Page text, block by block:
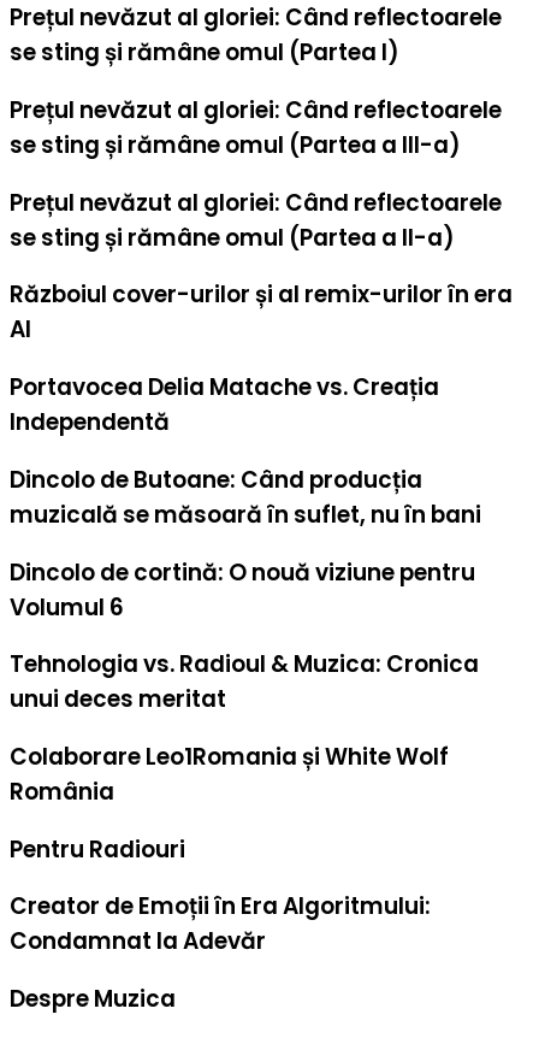
Prețul nevăzut al gloriei: Când reflectoarele
se sting și rămâne omul (Partea I)
Prețul nevăzut al gloriei: Când reflectoarele
se sting și rămâne omul (Partea a III-a)
Prețul nevăzut al gloriei: Când reflectoarele
se sting și rămâne omul (Partea a II-a)
Războiul cover-urilor și al remix-urilor în era
AI
Portavocea Delia Matache vs. Creația
Independentă
Dincolo de Butoane: Când producția
muzicală se măsoară în suflet, nu în bani
Dincolo de cortină: O nouă viziune pentru
Volumul 6
Tehnologia vs. Radioul & Muzica: Cronica
unui deces meritat
Colaborare Leo1Romania și White Wolf
România
Pentru Radiouri
Creator de Emoții în Era Algoritmului:
Condamnat la Adevăr
Despre Muzica